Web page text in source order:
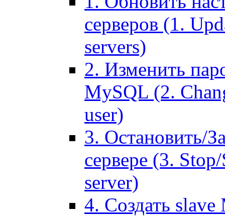
серверов (1.
servers)
2. Изменить
MySQL (2.
user)
3. Остановить/
сервере (3.
server)
4. Создать